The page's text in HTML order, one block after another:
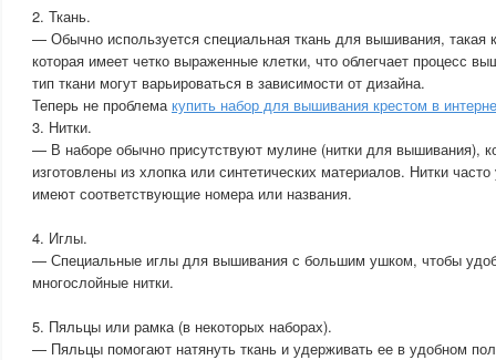
2. Ткань.
— Обычно используется специальная ткань для вышивания, такая
которая имеет четко выраженные клетки, что облегчает процесс
тип ткани могут варьироваться в зависимости от дизайна.
Теперь не проблемакупить набор для вышивания крестом в
3. Нитки.
— В наборе обычно присутствуют мулине (нитки для вышивания),
изготовлены из хлопка или синтетических материалов. Нитки
имеют соответствующие номера или названия.
4. Иглы.
— Специальные иглы для вышивания с большим ушком, чтобы
многослойные нитки.
5. Пяльцы или рамка (в некоторых наборах).
— Пяльцы помогают натянуть ткань и удерживать ее в удобном